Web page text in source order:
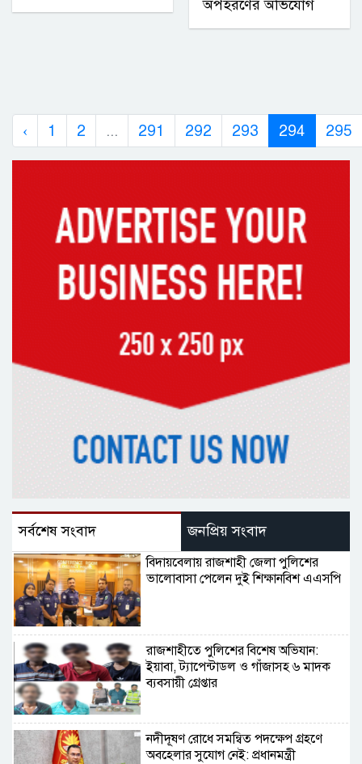
অপহরণের অভিযোগ
‹ 1 2 ... 291 292 293 294 295
সর্বশেষ সংবাদ জনপ্রিয় সংবাদ
বিদায়বেলায় রাজশাহী জেলা পুলিশের
ভালোবাসা পেলেন দুই শিক্ষানবিশ এএসপি
রাজশাহীতে পুলিশের বিশেষ অভিযান:
ইয়াবা, ট্যাপেন্টাডল ও গাঁজাসহ ৬ মাদক
ব্যবসায়ী গ্রেপ্তার
নদীদূষণ রোধে সমন্বিত পদক্ষেপ গ্রহণে
অবহেলার সুযোগ নেই: প্রধানমন্ত্রী